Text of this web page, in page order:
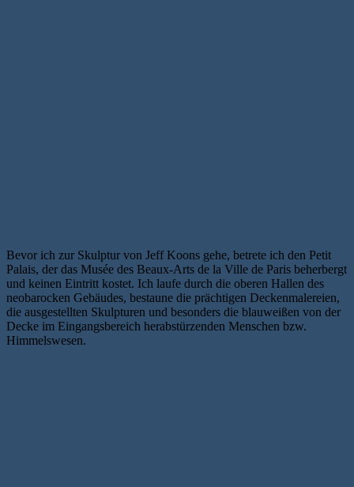
Bevor ich zur Skulptur von Jeff Koons gehe, betrete ich den Petit
Palais, der das Musée des Beaux-Arts de la Ville de Paris beherbergt
und keinen Eintritt kostet. Ich laufe durch die oberen Hallen des
neobarocken Gebäudes, bestaune die prächtigen Deckenmalereien,
die ausgestellten Skulpturen und besonders die blauweißen von der
Decke im Eingangsbereich herabstürzenden Menschen bzw.
Himmelswesen.